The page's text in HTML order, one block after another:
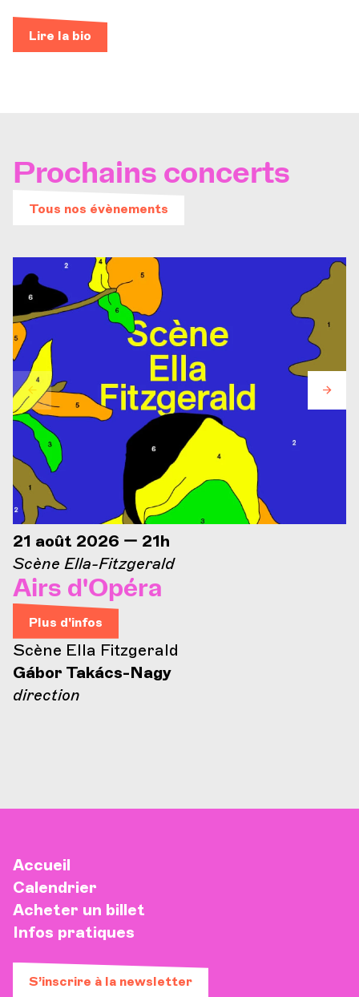
Lire la bio
Prochains concerts
Tous nos évènements
21 août 2026 — 21h
Scène Ella-Fitzgerald
Airs d'Opéra
Plus d'infos
Scène Ella Fitzgerald
Gábor Takács-Nagy
direction
Accueil
Calendrier
Acheter un billet
Infos pratiques
S’inscrire à la newsletter